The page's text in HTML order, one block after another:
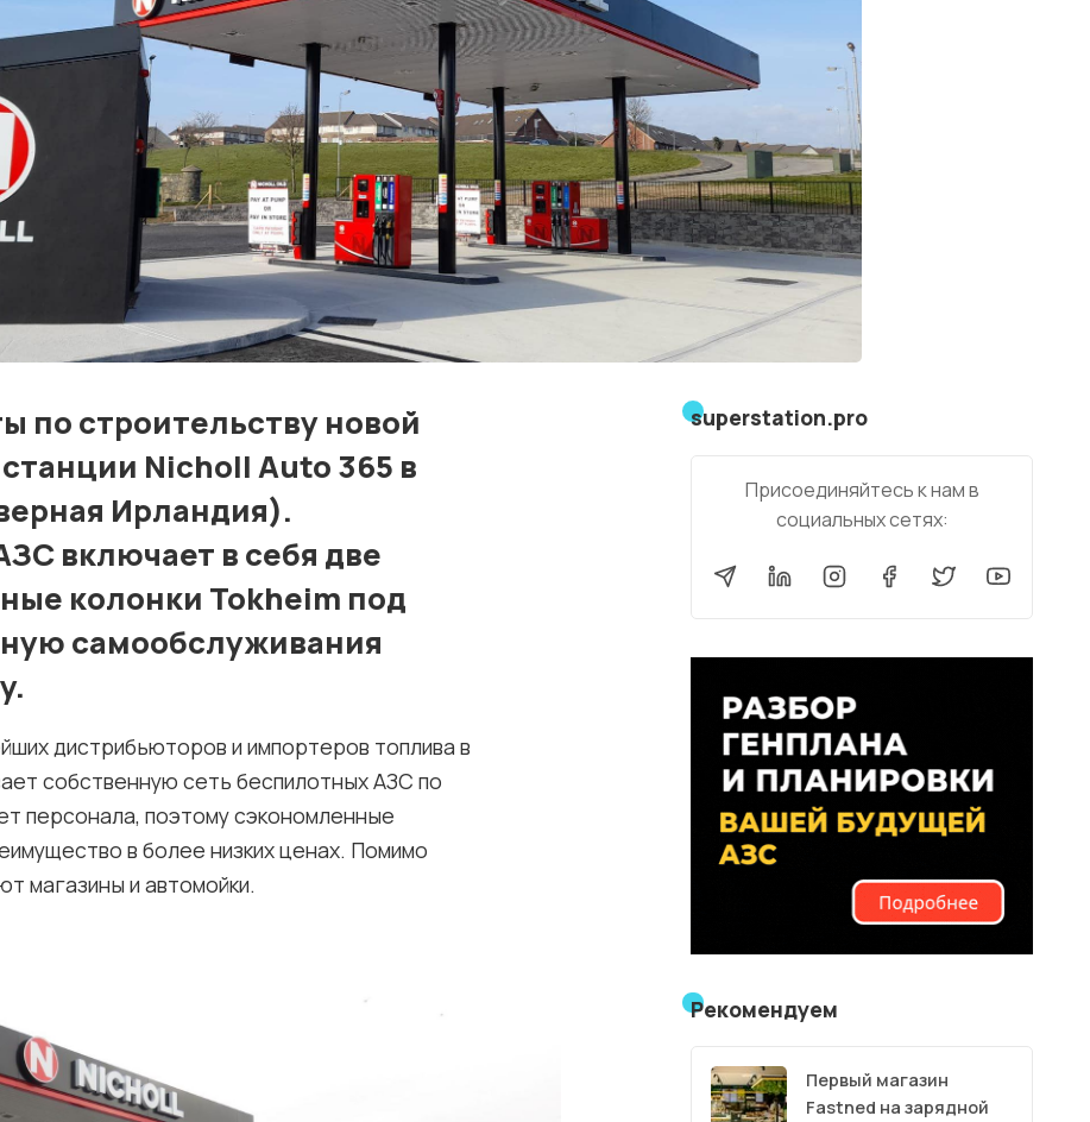
Лучшие АЗС мира
Мнения
Видео
Подписка
Условия использования материалов
Политика конфиденциальности и cookie
по строительству новой
Nicholl Auto 365 в
Ирландия).
включает в себя две
колонки Tokheim под
самообслуживания
дистрибьюторов и импортеров топлива в
собственную сеть беспилотных АЗС по
персонала, поэтому сэкономленные
в более низких ценах. Помимо
магазины и автомойки.
superstation.pro
Присоединяйтесь к нам в
социальных сетях:
Рекомендуем
Первый магазин
Fastned на зарядной